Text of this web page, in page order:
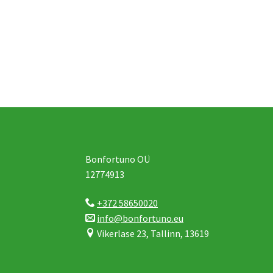
Bonfortuno OÜ
12774913
+372 58650020
info@bonfortuno.eu
Vikerlase 23, Tallinn, 13619